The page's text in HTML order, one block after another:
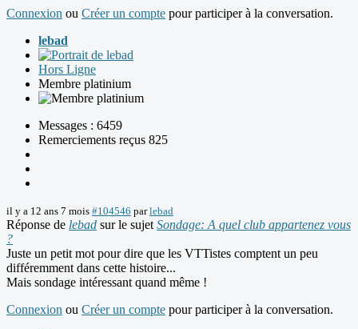
Connexion ou Créer un compte pour participer à la conversation.
lebad
Hors Ligne
Membre platinium
Messages : 6459
Remerciements reçus 825
il y a 12 ans 7 mois #104546 parlebad
Réponse de lebad sur le sujet Sondage: A quel club appartenez vous
?
Juste un petit mot pour dire que les VTTistes comptent un peu
différemment dans cette histoire...
Mais sondage intéressant quand même !
Connexion ou Créer un compte pour participer à la conversation.